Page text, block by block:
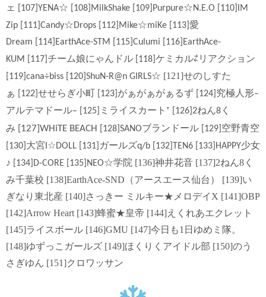
ェ
[107]YENA☆ [108]MilkShake [109]Purpure☆N.E.O
[110]IM
Zip
[111]Candy☆Drops [112]Mike☆miKe [113] 愛
Dream [114]EarthAce-STM [115]Culumi
[116]EarthAce-
KUM
[117] チーム娘にゃんドル [118] ケミカル⇄ リアクション
[119]cana÷biss [120]ShuN-R@n GIRLS☆ [121]せのしすた
ぁ
[122] せせらぎ小町 [123] がぁがぁがぁるず [124] 究極人形–
アルテマドール– [125] ミライスカート ⁺
[126]2ねん8く
み [127]WHiTE BEACH [128]SANOブランドール [129] 空野青空
[130] 大宮 ☆DOLL [131] ガールズq/b [132]TEN6 [133]HAPPY少女
♪ [134]D-CORE [135]NEO☆学院 [136]神井花音 [137]2ねん8く
み千葉校 [138]EarthAce-SND（アースエース仙台） [139]い
ぎなり東北産 [140]さっきー ミルキー★メロデイX [141]OBP
[142]Arrow Heart [143]蜂蜜★皇帝 [144]えくれあエクレット
[145]ライスボール [146]GMU [147]今日も1日ゆめミ隊。
[148]ゆずっこガールズ [149]ほくりくアイドル部 [150]のう
さぎゆん [151]クロワッサン